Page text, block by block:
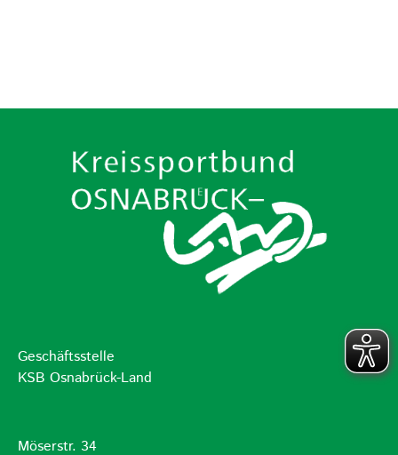
Geschäftsstelle
KSB Osnabrück-Land
Möserstr. 34